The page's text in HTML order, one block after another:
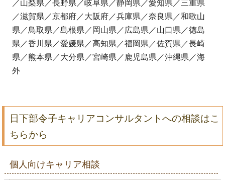
／山梨県／長野県／岐阜県／静岡県／愛知県／三重県
／滋賀県／京都府／大阪府／兵庫県／奈良県／和歌山
県／鳥取県／島根県／岡山県／広島県／山口県／徳島
県／香川県／愛媛県／高知県／福岡県／佐賀県／長崎
県／熊本県／大分県／宮崎県／鹿児島県／沖縄県／海
外
日下部令子キャリアコンサルタントへの相談はこ
ちらから
個人向けキャリア相談